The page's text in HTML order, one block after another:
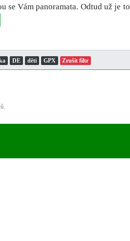
se Vám panoramata. Odtud už je to
DE děti GPX Zrušit filtr